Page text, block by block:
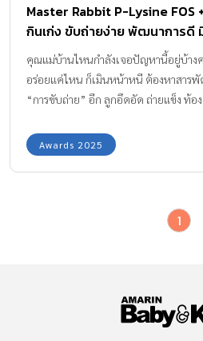
Master Rabbit P-Lysine
กินเก่ง ขับถ่ายง่าย พัฒนาการดี
คุณแม่บ้านไหนกำลังเจอปัญหานี้อยู่บ้าง
อร่อยแค่ไหน ก็เมินหน้าหนี ต้องหาสารพั
“การขับถ่าย” อีก ลูกอึดอัด ถ่ายแข็ง ท้
FOS + Innulin” ผลิตภัณฑ์เสริมอาหารแ
ปัญหาลูกกินยาก ผลกระทบต่อสุขภาพ แ
พัฒนาการของลูกในระยะยาว เพราะช่ว
ไม่เพียงพออย่างต่อเนื่อง อาจนำไปสู่ภา
Awards 2025
1